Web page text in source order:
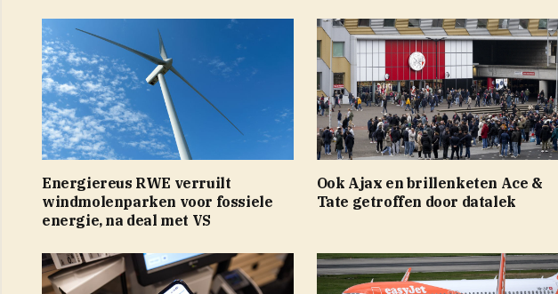
Energiereus RWE verruilt
windmolenparken voor fossiele
energie, na deal met VS
Ook Ajax en brillenketen Ace &
Tate getroffen door datalek